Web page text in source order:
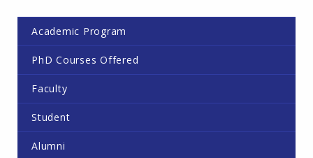
Academic Program
PhD Courses Offered
Faculty
Student
Alumni